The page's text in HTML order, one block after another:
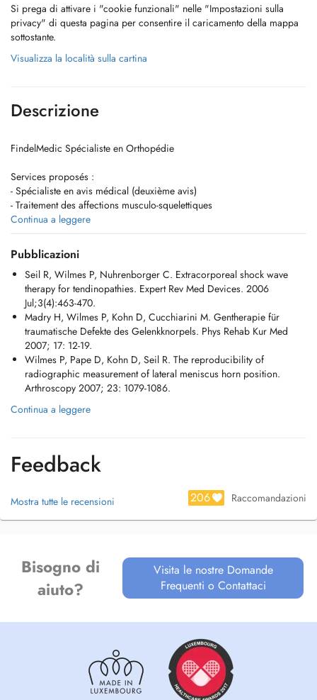
Si prega di attivare i "cookie funzionali" nelle "Impostazioni sulla
privacy" di questa pagina per consentire il caricamento della mappa
sottostante.
Visualizza la località sulla cartina
Descrizione
FindelMedic Spécialiste en Orthopédie
Services proposés :
- Spécialiste en avis médical (deuxième avis)
- Traitement des affections musculo-squelettiques
- Médecine du sport et traumatologie
- Problèmes de l'épaule, de la hanche, du genou et de la cheville
- Infiltrations de l'épaule, de la hanche, du genou et de la cheville
- Échographie de l'épaule, de la hanche, du genou et de la cheville
Information importante pour les patients : Pour permettre à votre
médecin traitant d'accéder à vos examens radiologiques (radio,
scanner, IRM), veuillez soit activer votre DSP sur esante.lu et ajouter le
médecin prescripteur à votre cercle de confiance, soit demander un
CODE QR au secrétariat de radiologie à l'issue de l'examen.
Langues : Luxembourgeois, Français, Allemand & Anglais
Plus d'informations : https://care.findelmedic.lu/dr-philippe-wilmes/
Secrétariat : +352 27 99 59 59
Continua a leggere
Pubblicazioni
Seil R, Wilmes P, Nuhrenborger C. Extracorporeal shock wave
therapy for tendinopathies. Expert Rev Med Devices. 2006
Jul;3(4):463-470.
Madry H, Wilmes P, Kohn D, Cucchiarini M. Gentherapie für
traumatische Defekte des Gelenkknorpels. Phys Rehab Kur Med
2007; 17: 12-19.
Wilmes P, Pape D, Kohn D, Seil R. The reproducibility of
radiographic measurement of lateral meniscus horn position.
Arthroscopy 2007; 23: 1079-1086.
Continua a leggere
Feedback
Mostra tutte le recensioni 206 Raccomandazioni
Bisogno di
aiuto?
Visita le nostre Domande
Frequenti o Contattaci